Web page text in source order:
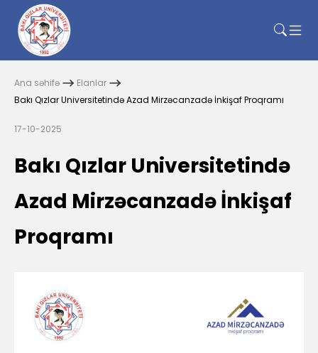
Ana səhifə
Elanlar
Bakı Qızlar Universitetində Azad Mirzəcanzadə İnkişaf Proqramı
17-10-2025
Bakı Qızlar Universitetində
Azad Mirzəcanzadə İnkişaf
Proqramı